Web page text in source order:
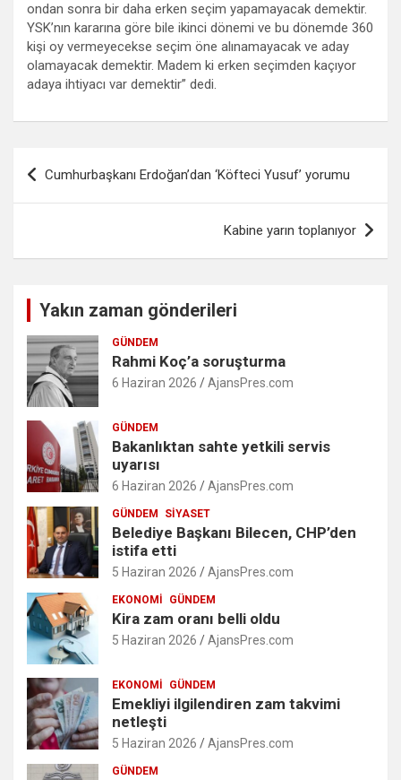
ondan sonra bir daha erken seçim yapamayacak demektir.
YSK’nın kararına göre bile ikinci dönemi ve bu dönemde 360
kişi oy vermeyecekse seçim öne alınamayacak ve aday
olamayacak demektir. Madem ki erken seçimden kaçıyor
adaya ihtiyacı var demektir” dedi.
Yazı
gezinmesi
Cumhurbaşkanı Erdoğan’dan ‘Köfteci Yusuf’ yorumu
Kabine yarın toplanıyor
Yakın zaman gönderileri
GÜNDEM
Rahmi Koç’a soruşturma
6 Haziran 2026 AjansPres.com
GÜNDEM
Bakanlıktan sahte yetkili servis
uyarısı
6 Haziran 2026 AjansPres.com
GÜNDEM SIYASET
Belediye Başkanı Bilecen, CHP’den
istifa etti
5 Haziran 2026 AjansPres.com
EKONOMI GÜNDEM
Kira zam oranı belli oldu
5 Haziran 2026 AjansPres.com
EKONOMI GÜNDEM
Emekliyi ilgilendiren zam takvimi
netleşti
5 Haziran 2026 AjansPres.com
GÜNDEM